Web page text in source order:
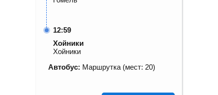
12:59
Хойники
Хойники
Автобус: Маршрутка (мест: 20)